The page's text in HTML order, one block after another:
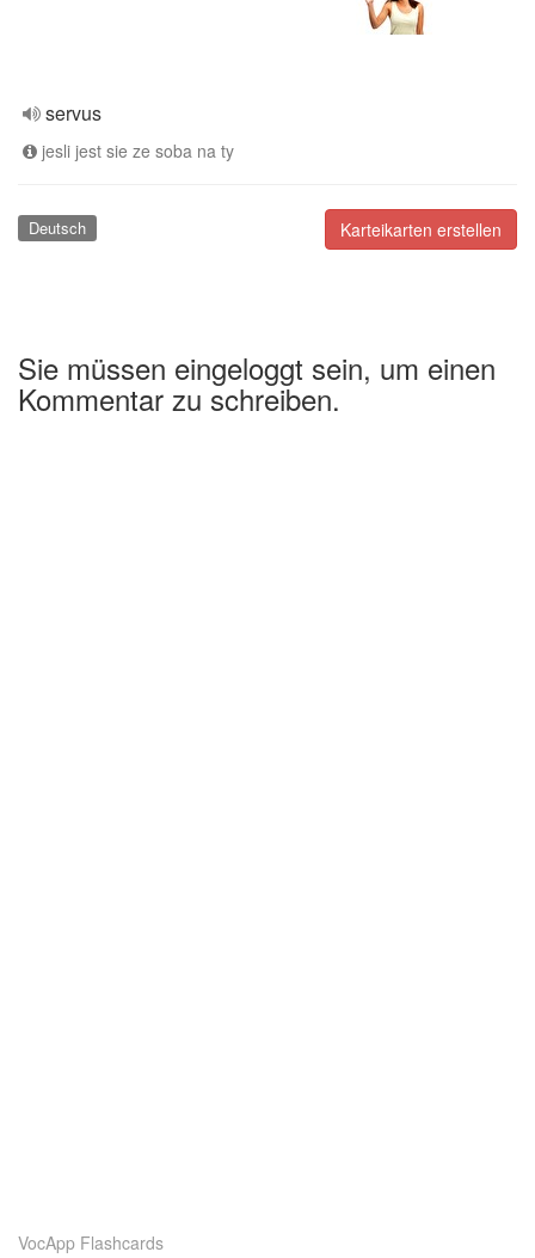
servus
jesli jest sie ze soba na ty
Karteikarten erstellen
Deutsch
Sie müssen eingeloggt sein, um einen
Kommentar zu schreiben.
VocApp Flashcards